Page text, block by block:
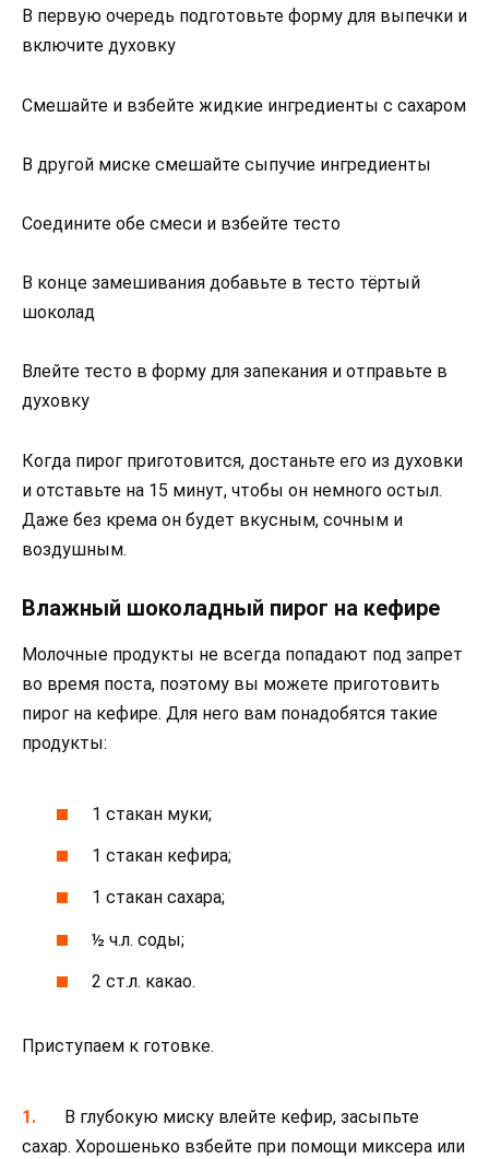
В первую очередь подготовьте форму для выпечки и
включите духовку
Смешайте и взбейте жидкие ингредиенты с сахаром
В другой миске смешайте сыпучие ингредиенты
Соедините обе смеси и взбейте тесто
В конце замешивания добавьте в тесто тёртый
шоколад
Влейте тесто в форму для запекания и отправьте в
духовку
Когда пирог приготовится, достаньте его из духовки
и отставьте на 15 минут, чтобы он немного остыл.
Даже без крема он будет вкусным, сочным и
воздушным.
Влажный шоколадный пирог на кефире
Молочные продукты не всегда попадают под запрет
во время поста, поэтому вы можете приготовить
пирог на кефире. Для него вам понадобятся такие
продукты:
1 стакан муки;
1 стакан кефира;
1 стакан сахара;
½ ч.л. соды;
2 ст.л. какао.
Приступаем к готовке.
В глубокую миску влейте кефир, засыпьте
сахар. Хорошенько взбейте при помощи миксера или